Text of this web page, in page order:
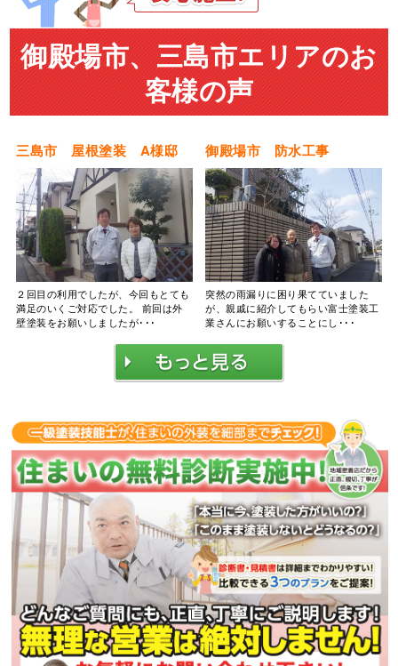
御殿場市、三島市エリアのお
客様の声
三島市 屋根塗装 A様邸
２回目の利用でしたが、今回もとても
満足のいくご対応でした。 前回は外
壁塗装をお願いしましたが･･･
御殿場市 防水工事
突然の雨漏りに困り果てていました
が、親戚に紹介してもらい富士塗装工
業さんにお願いすることにし･･･